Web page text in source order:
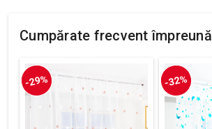
Cumpărate frecvent împreună
-29% -32%